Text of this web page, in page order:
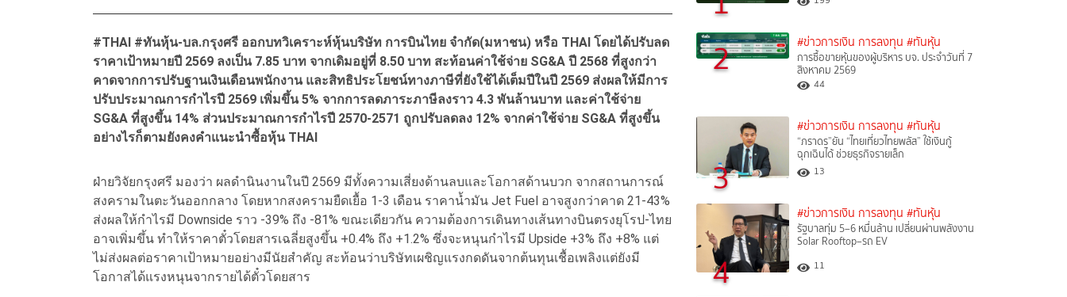
#THAI #ทันหุ้น-บล.กรุงศรี ออกบทวิเคราะห์หุ้นบริษัท การบินไทย จำกัด(มหาชน) หรือ THAI โดยได้ปรับลด
ราคาเป้าหมายปี 2569 ลงเป็น 7.85 บาท จากเดิมอยู่ที่ 8.50 บาท สะท้อนค่าใช้จ่าย SG&A ปี 2568 ที่สูงกว่า
คาดจากการปรับฐานเงินเดือนพนักงาน และสิทธิประโยชน์ทางภาษีที่ยังใช้ได้เต็มปีในปี 2569 ส่งผลให้มีการ
ปรับประมาณการกำไรปี 2569 เพิ่มขึ้น 5% จากการลดภาระภาษีลงราว 4.3 พันล้านบาท และค่าใช้จ่าย
SG&A ที่สูงขึ้น 14% ส่วนประมาณการกำไรปี 2570-2571 ถูกปรับลดลง 12% จากค่าใช้จ่าย SG&A ที่สูงขึ้น
อย่างไรก็ตามยังคงคำแนะนำซื้อหุ้น THAI
ฝ่ายวิจัยกรุงศรี มองว่า ผลดำนินงานในปี 2569 มีทั้งความเสี่ยงด้านลบและโอกาสด้านบวก จากสถานการณ์
สงครามในตะวันออกกลาง โดยหากสงครามยืดเยื้อ 1-3 เดือน ราคาน้ำมัน Jet Fuel อาจสูงกว่าคาด 21-43%
ส่งผลให้กำไรมี Downside ราว -39% ถึง -81% ขณะเดียวกัน ความต้องการเดินทางเส้นทางบินตรงยุโรป-ไทย
อาจเพิ่มขึ้น ทำให้ราคาตั๋วโดยสารเฉลี่ยสูงขึ้น +0.4% ถึง +1.2% ซึ่งจะหนุนกำไรมี Upside +3% ถึง +8% แต่
ไม่ส่งผลต่อราคาเป้าหมายอย่างมีนัยสำคัญ สะท้อนว่าบริษัทเผชิญแรงกดดันจากต้นทุนเชื้อเพลิงแต่ยังมี
โอกาสได้แรงหนุนจากรายได้ตั๋วโดยสาร
2 #ข่าวการเงิน การลงทุน #ทันหุ้น
การซื้อขายหุ้นของผู้บริหาร บจ. ประจำวันที่ 7
สิงหาคม 2569
44
3
#ข่าวการเงิน การลงทุน #ทันหุ้น
“ภราดร”ยัน “ไทยเที่ยวไทยพลัส” ใช้เงินกู้
ฉุกเฉินได้ ช่วยธุรกิจรายเล็ก
13
4
#ข่าวการเงิน การลงทุน #ทันหุ้น
รัฐบาลทุ่ม 5–6 หมื่นล้าน เปลี่ยนผ่านพลังงาน
Solar Rooftop–รถ EV
11